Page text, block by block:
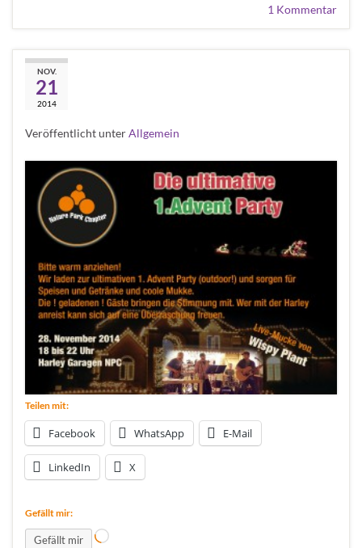
1 Kommentar
NOV.
21
2014
Veröffentlicht unterAllgemein
Teilen mit:
Facebook WhatsApp E-Mail
LinkedIn X
Gefällt mir:
Gefällt mir